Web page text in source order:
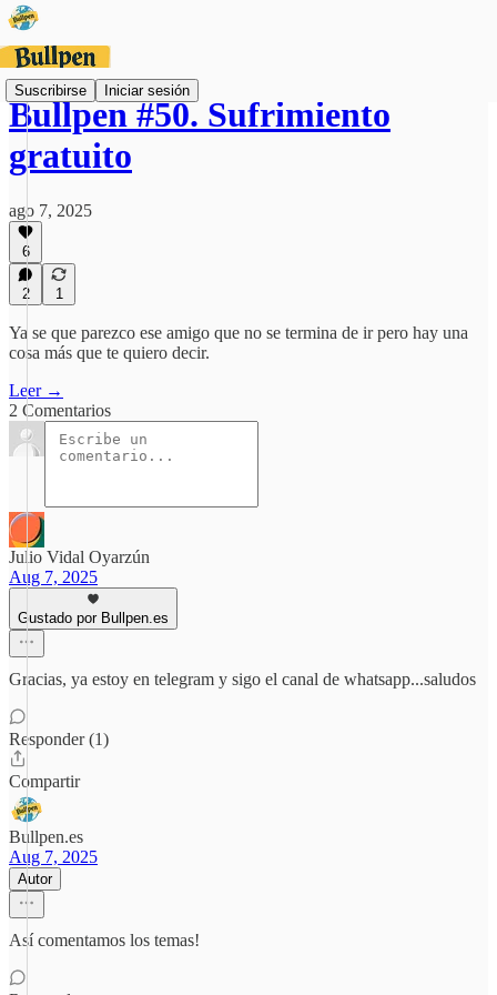
Suscribirse Iniciar sesión
Bullpen #50. Sufrimiento
gratuito
ago 7, 2025
6
2 1
Ya se que parezco ese amigo que no se termina de ir pero hay una
cosa más que te quiero decir.
Leer →
2 Comentarios
Julio Vidal Oyarzún
Aug 7, 2025
Gustado por Bullpen.es
Gracias, ya estoy en telegram y sigo el canal de whatsapp...saludos
Responder (1)
Compartir
Bullpen.es
Aug 7, 2025
Autor
Así comentamos los temas!